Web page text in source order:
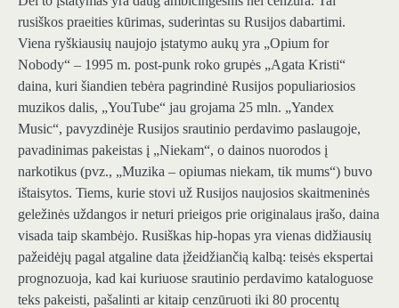
rusiškos praeities kūrimas, suderintas su Rusijos dabartimi.
Viena ryškiausių naujojo įstatymo aukų yra „Opium for
Nobody“ – 1995 m. post-punk roko grupės „Agata Kristi“
daina, kuri šiandien tebėra pagrindinė Rusijos populiariosios
muzikos dalis, „YouTube“ jau grojama 25 mln. „Yandex
Music“, pavyzdinėje Rusijos srautinio perdavimo paslaugoje,
pavadinimas pakeistas į „Niekam“, o dainos nuorodos į
narkotikus (pvz., „Muzika – opiumas niekam, tik mums“) buvo
ištaisytos. Tiems, kurie stovi už Rusijos naujosios skaitmeninės
geležinės uždangos ir neturi prieigos prie originalaus įrašo, daina
visada taip skambėjo. Rusiškas hip-hopas yra vienas didžiausių
pažeidėjų pagal atgaline data įžeidžiančią kalbą: teisės ekspertai
prognozuoja, kad kai kuriuose srautinio perdavimo kataloguose
teks pakeisti, pašalinti ar kitaip cenzūruoti iki 80 procentų